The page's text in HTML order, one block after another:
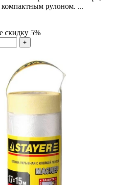
компактным рулоном. ...
скидку 5%
+